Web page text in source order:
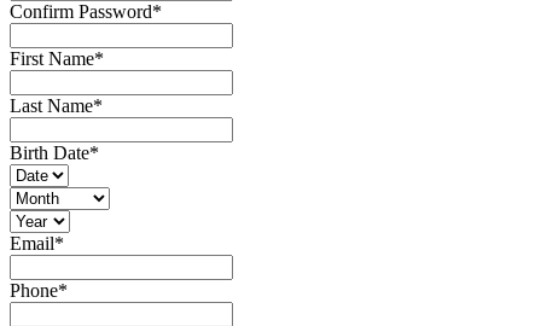
Confirm Password*
First Name*
Last Name*
Birth Date*
Email*
Phone*